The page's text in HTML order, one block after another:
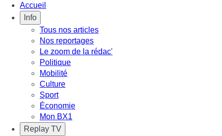
Accueil
Info
Tous nos articles
Nos reportages
Le zoom de la rédac'
Politique
Mobilité
Culture
Sport
Économie
Mon BX1
Replay TV